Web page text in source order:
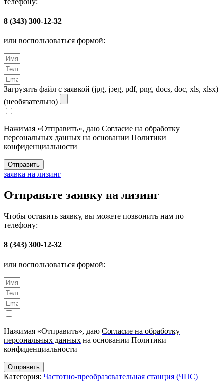
8 (343) 300-12-32
или воспользоваться формой:
Загрузить файл с заявкой (jpg, jpeg, pdf, png, docs, doc, xls, xlsx)
(необязательно)
Нажимая «Отправить», даю Согласие на обработку
персональных данных на основании Политики
конфиденциальности
Отправить
заявка на лизинг
Отправьте заявку на лизинг
Чтобы оставить заявку, вы можете позвонить нам по
телефону:
8 (343) 300-12-32
или воспользоваться формой:
Нажимая «Отправить», даю Согласие на обработку
персональных данных на основании Политики
конфиденциальности
Отправить
Категория: Частотно-преобразовательная станция (ЧПС)